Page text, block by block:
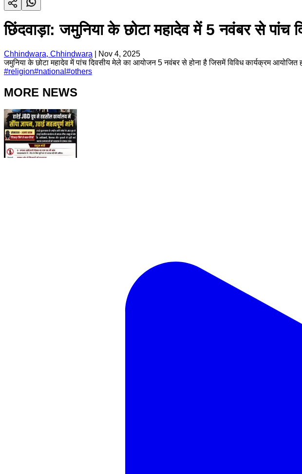
छिंदवाड़ा: जमुनिया के छोटा महादेव में 5 नवंबर से पांच
Chhindwara, Chhindwara
Nov 4, 2025
जमुनिया के छोटा महादेव में पांच दिवसीय मेले का आयोजन 5 नवंबर से होना है जिसमें विविध कार्यक्रम आयोजित
#religion#national #others
MORE NEWS